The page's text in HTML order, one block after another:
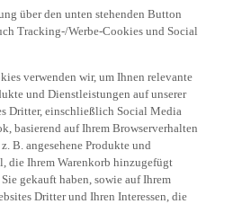
über den unten stehenden Button
Tracking-/Werbe-Cookies und Social
verwenden wir, um Ihnen relevante
und Dienstleistungen auf unserer
Dritter, einschließlich Social Media
basierend auf Ihrem Browserverhalten
B. angesehene Produkte und
die Ihrem Warenkorb hinzugefügt
gekauft haben, sowie auf Ihrem
Dritter und Ihren Interessen, die